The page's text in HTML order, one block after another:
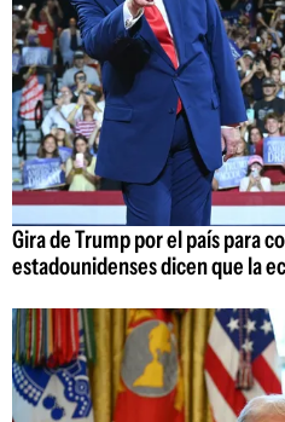
Gira de Trump por el país para
estadounidenses dicen que la